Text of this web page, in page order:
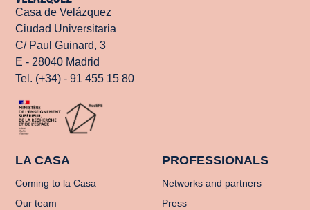
Casa de Velázquez
Ciudad Universitaria
C/ Paul Guinard, 3
E - 28040 Madrid
Tel. (+34) - 91 455 15 80
LA CASA
Coming to la Casa
Our team
PROFESSIONALS
Networks and partners
Press